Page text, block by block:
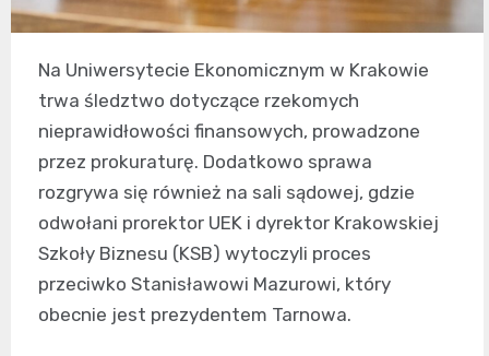
Na Uniwersytecie Ekonomicznym w Krakowie
trwa śledztwo dotyczące rzekomych
nieprawidłowości finansowych, prowadzone
przez prokuraturę. Dodatkowo sprawa
rozgrywa się również na sali sądowej, gdzie
odwołani prorektor UEK i dyrektor Krakowskiej
Szkoły Biznesu (KSB) wytoczyli proces
przeciwko Stanisławowi Mazurowi, który
obecnie jest prezydentem Tarnowa.